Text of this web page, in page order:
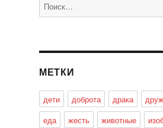
МЕТКИ
дети доброта драка
еда
жесть животные